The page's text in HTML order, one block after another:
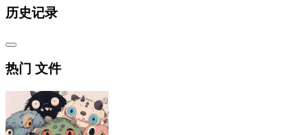
历史记录
热门 文件